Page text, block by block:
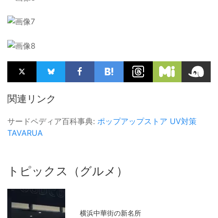
関連リンク
サードペディア百科事典: ポップアップストア UV対策
TAVARUA
トピックス（グルメ）
横浜中華街の新名所